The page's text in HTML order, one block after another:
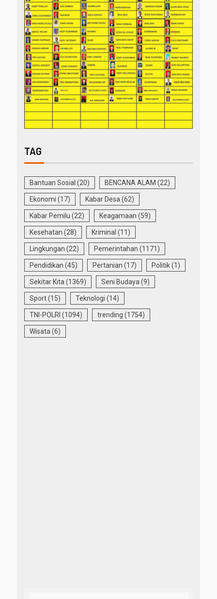
TAG
Bantuan Sosial (20) BENCANA ALAM (22)
Ekonomi (17) Kabar Desa (62)
Kabar Pemilu (22) Keagamaan (59)
Kesehatan (28) Kriminal (11)
Lingkungan (22) Pemerintahan (1171)
Pendidikan (45) Pertanian (17) Politik(1)
Sekitar Kita (1369) Seni Budaya (9)
Sport(15) Teknologi (14)
TNI-POLRI (1094) trending (1754)
Wisata (6)